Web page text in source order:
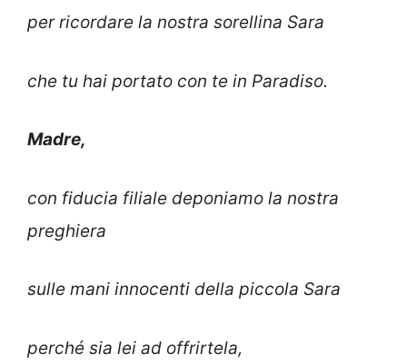
per ricordare la nostra sorellina Sara
che tu hai portato con te in Paradiso.
Madre,
con fiducia filiale deponiamo la nostra
preghiera
sulle mani innocenti della piccola Sara
perché sia lei ad offrirtela,